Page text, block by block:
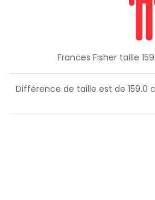
Frances Fisher taille
Différence de taille est de 159.0